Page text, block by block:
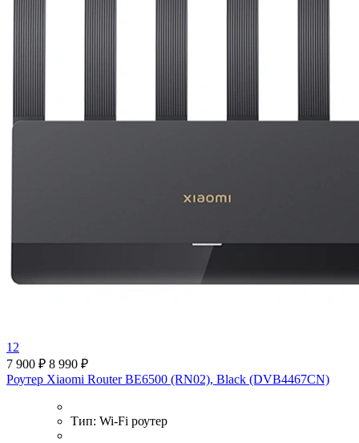
12
7 900 ₽ 8 990 ₽
Роутер Xiaomi Router BE6500 (RN02), Black (DVB4467CN)
Тип: Wi-Fi роутер